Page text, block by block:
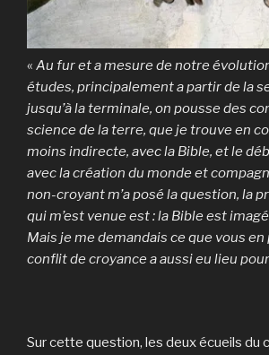
« Au fur et a mesure de notre
études, principalement a partirde la
jusqu’à la terminale, on pousse des
science de la terre, que je trouve en
moins indirecte, avec la Bible, et le
avec la création du monde et
non-croyant m’a posé la question, la
qui m’est venue est : la Bible est
Mais je me demandais ce que vous en
conflit de croyance a aussi eu lieu
Sur cette question, les deux écueils du